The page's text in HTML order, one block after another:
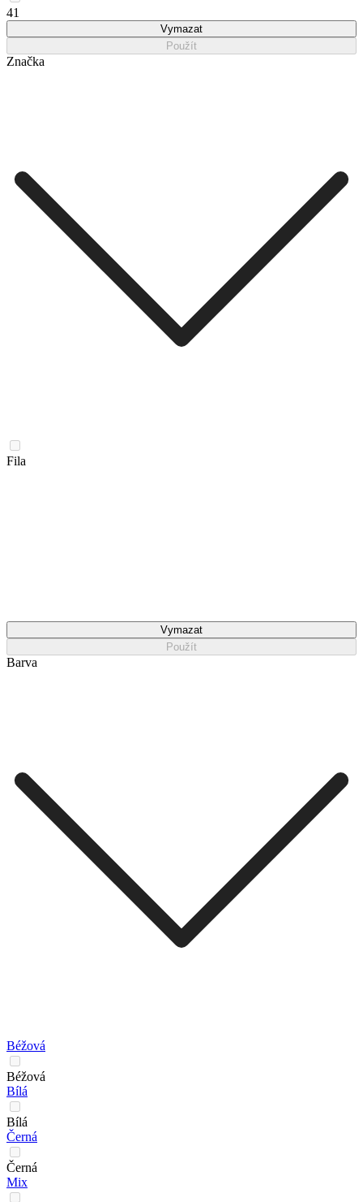
41
Vymazat
Použít
Značka
Fila
Vymazat
Použít
Barva
Béžová
Béžová
Bílá
Bílá
Černá
Černá
Mix